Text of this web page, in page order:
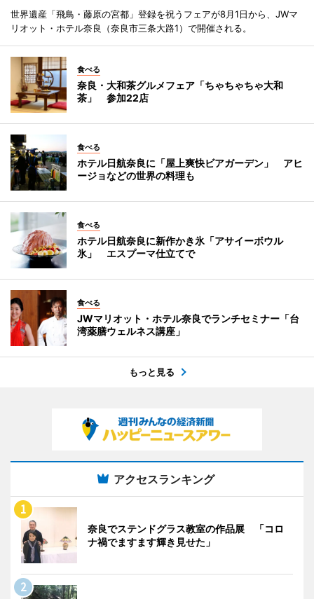
世界遺産「飛鳥・藤原の宮都」登録を祝うフェアが8月1日から、JWマ
リオット・ホテル奈良（奈良市三条大路1）で開催される。
食べる
奈良・大和茶グルメフェア「ちゃちゃちゃ大和
茶」 参加22店
食べる
ホテル日航奈良に「屋上爽快ビアガーデン」 アヒ
ージョなどの世界の料理も
食べる
ホテル日航奈良に新作かき氷「アサイーボウル
氷」 エスプーマ仕立てで
食べる
JWマリオット・ホテル奈良でランチセミナー「台
湾薬膳ウェルネス講座」
もっと見る
アクセスランキング
奈良でステンドグラス教室の作品展 「コロ
ナ禍でますます輝き見せた」